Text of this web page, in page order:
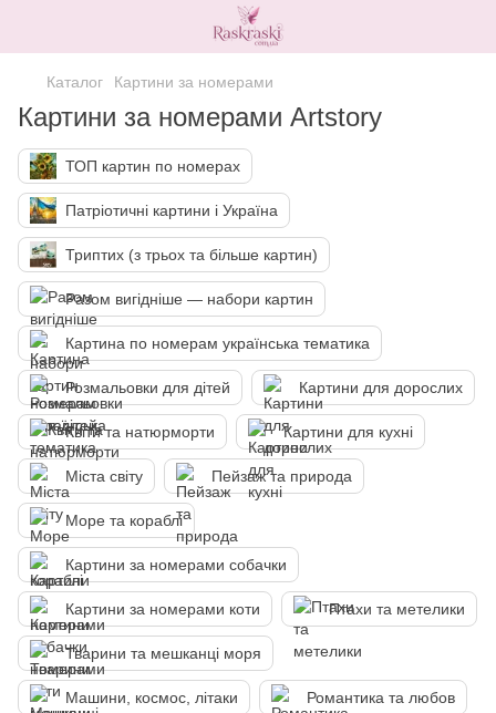
Каталог Картини за номерами
Картини за номерами Artstory
ТОП картин по номерах
Патріотичні картини і Україна
Триптих (з трьох та більше картин)
Разом вигідніше — набори картин
Картина по номерам українська тематика
Розмальовки для дітей Картини для дорослих
Квіти та натюрморти Картини для кухні
Міста світу Пейзаж та природа
Море та кораблі
Картини за номерами собачки
Картини за номерами коти Птахи та метелики
Тварини та мешканці моря
Машини, космос, літаки Романтика та любов